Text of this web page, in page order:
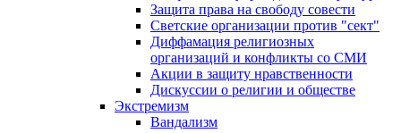
Защита права на свободу совести
Светские организации против "сект"
Диффамация религиозных
организаций и конфликты со СМИ
Акции в защиту нравственности
Дискуссии о религии и обществе
Экстремизм
Вандализм